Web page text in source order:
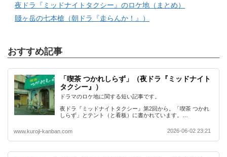
夜ドラ『ミッドナイトタクシー』のロケ地（まとめ）
賤ヶ岳の七本槍（朝ドラ『走らんか！』）
おすすめ記事
「喫茶 つかれしらず」（夜ドラ『ミッドナイト
タクシー』）
ドラマのロケ地に関する短い記事です。
夜ドラ『ミッドナイトタクシー』第2回から。「喫茶 つかれ
しらず」とテント（と看板）に書かれています。…
www.kuroji-kanban.com 2026-06-02 23:21